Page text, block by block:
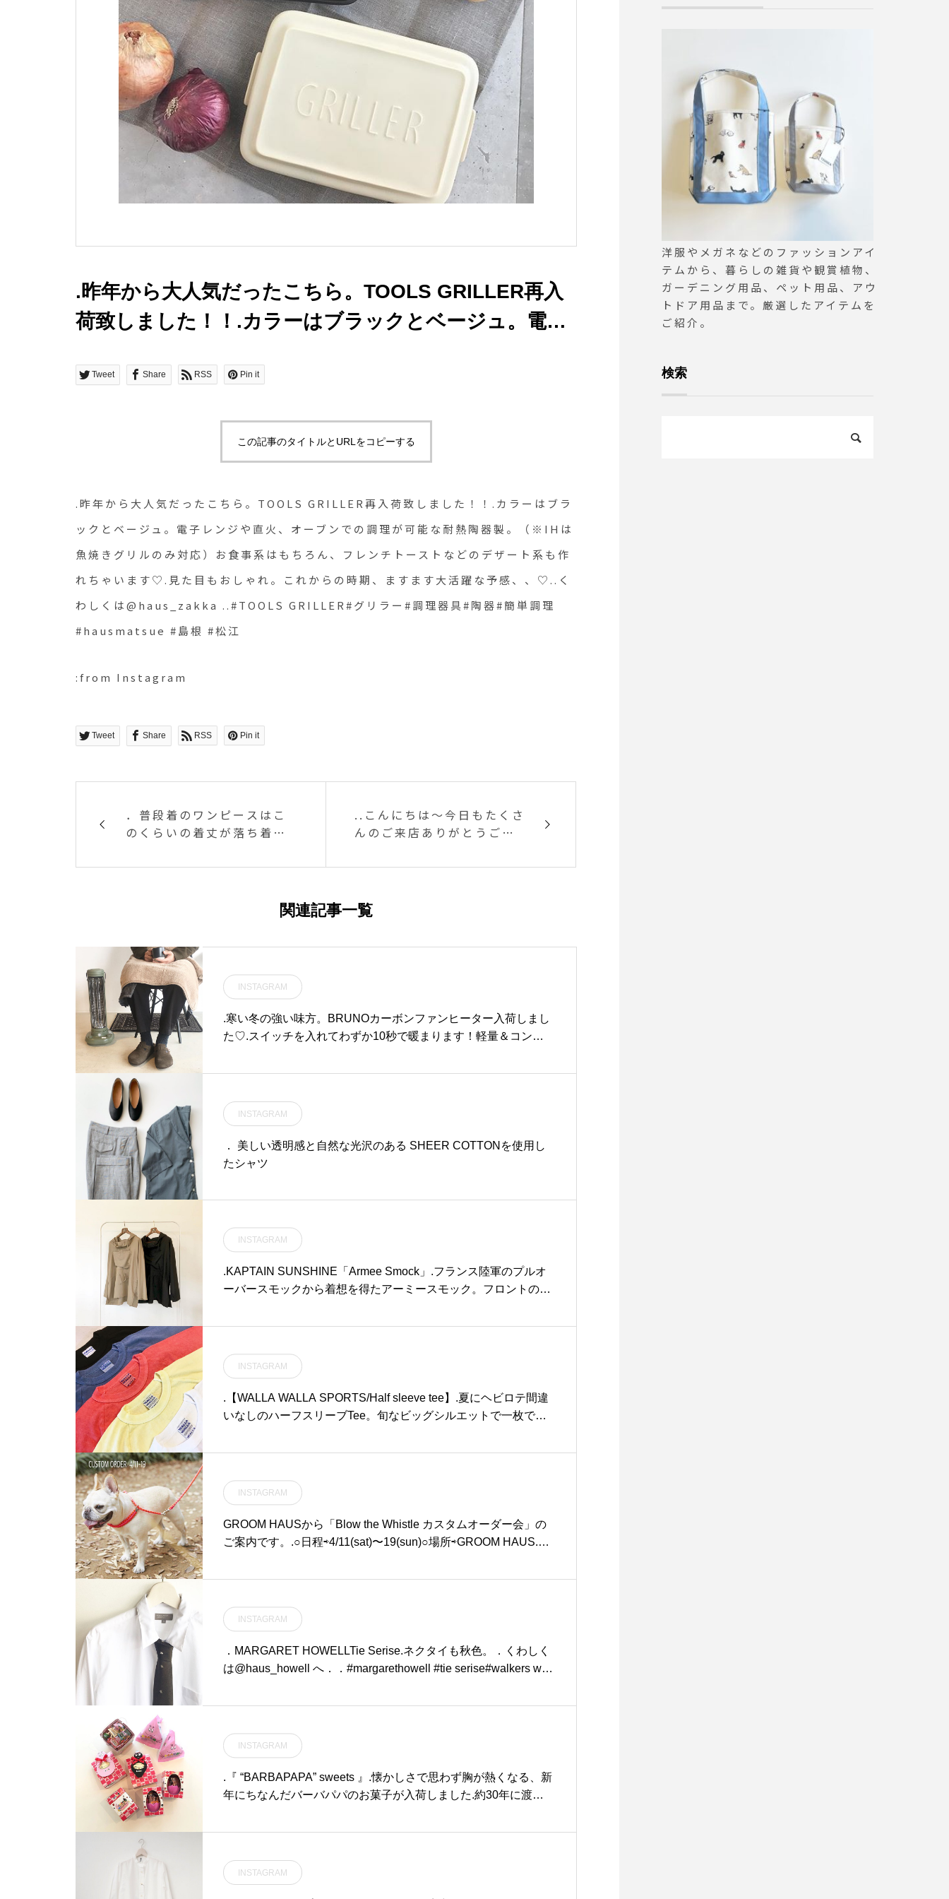
.昨年から大人気だったこちら。TOOLS GRILLER再入
荷致しました！！.カラーはブラックとベージュ。電子
製。（※IHは魚焼きグリルのみ対応）お食事系はもち
います♡.見た目もおしゃれ。これからの時期、ますま
す大活躍な予感、、♡..くわしくは@haus_zakka
..#TOOLS GRILLER#グリラー#調理器具#陶器#簡単調
理#hausmatsue #島根 #松江
Tweet Share RSS Pin it
この記事のタイトルとURLをコピーする
.昨年から大人気だったこちら。TOOLS GRILLER再入荷致しました！！.カラーはブラ
ックとベージュ。電子レンジや直火、オーブンでの調理が可能な耐熱陶器製。（※IHは
魚焼きグリルのみ対応）お食事系はもちろん、フレンチトーストなどのデザート系も作
れちゃいます♡.見た目もおしゃれ。これからの時期、ますます大活躍な予感、、♡..く
わしくは@haus_zakka ..#TOOLS GRILLER#グリラー#調理器具#陶器#簡単調理
#hausmatsue #島根 #松江
:from Instagram
Tweet Share RSS Pin it
．普段着のワンピースはこ
のくらいの着丈が落ち着く
あわせてこちらもどうぞ︎@h
ethowell #マーガレット
ハウエル#fine cotton ch
piece#shirt#scarf#silk
#シャンブレー#ワンピース
#シャツ#hausmatsue #島
根#松江
..こんにちは〜今日もたくさ
んのご来店ありがとうござ
ーストが大人気で売り切れ
また復活しますのでよろし
くお願いします♡.今日と明
訳ありません。金曜日の15
日からは通常通りの営業時
間になりますので、よろし
@haus_cafe_foods .. .m
cafe14:00〜18:00dinner
festagram #instafood #
cafe #カフェ#hausmatsu
フェ #島根カフェ#松江 #島
関連記事一覧
INSTAGRAM
.寒い冬の強い味方。BRUNOカーボンファンヒーター入荷しまし
た︎♡.スイッチを入れてわずか10秒で暖まります！軽量＆コンパ
場所にもしっくり馴染んでくれます。.#BRUNO #ブルーノ#BRU
冬 #人感センサー#グレージュ #カーキ #ブラック#家電 #家具 #イ
ンテリア#hausmatsue #島根 #松江
INSTAGRAM
． 美しい透明感と自然な光沢のある SHEER COTTONを使用し
たシャツ
INSTAGRAM
.KAPTAIN SUNSHINE「Armee Smock」.フランス陸軍のプルオ
ーバースモックから着想を得たアーミースモック。フロントの大
リット、ゆったりとしたサイズ感とウエストスピンドルなど随所
ンには撥水加工が施され、レーヨン糸が本来持つ光沢でとても奥
行きのある雰囲気の仕立てになっています。.COLOR : BLACK/B
EIGESIZE : 38.#kaptainsunshine#frenchmilitary#militarysmock#h
aus #haus_matsue #hausmatsue #松江カフェ #島根カフェ #松江
INSTAGRAM
.【WALLA WALLA SPORTS/Half sleeve tee】.夏にヘビロテ間違
いなしのハーフスリーブTee。旬なビッグシルエットで一枚でも
されているためUSEDライクな風合いです。一枚で様になる無地
シャツ#カットソー#haus#haus_matsue#hausmatsue #松江カフ
ェ #島根カフェ#松江 #島根 #山陰
INSTAGRAM
GROOM HAUSから「Blow the Whistle カスタムオーダー会」の
ご案内です。.○日程⇨4/11(sat)〜19(sun)○場所⇨GROOM HAUS.犬
られたプロダクトを取り扱うBlow the Whistle(ブローザホイッス
オリジナルの首輪やリード、トーイをお作りいただけるオーダー
会を上記の期間に実施いたします。.豊富なカラー展開とサイズ展
開。あなたのワンちゃんに合ったものを細かく拘ってお作りいた
だけます。.ペットと人の暮らしを豊かにする「道具」としての機
のオーダー会、皆さまのご来店を心よりお待ちしております。.#
オーダー会#blowthewhistle #パラコード#首輪 #リード #トーイ#
haus #haus_matsue #hausmatsue #松江カフェ #島根カフェ #松
江旅行#島根旅行#松江 #島根 #山陰
INSTAGRAM
．MARGARET HOWELLTie Serise.ネクタイも秋色。．くわしく
は@haus_howell へ．．#margarethowell #tie serise#walkers wo
INSTAGRAM
.『 “BARBAPAPA” sweets 』.懐かしさで思わず胸が熱くなる、新
年にちなんだバーバパパのお菓子が入荷しました.約30年に渡
年のイメージにぴったりです◎.大人から子どもまで家族団らんで
ださい。.#barbapapa#バーバパパ#ニューイヤーお菓子#エイム#
haus #haus_matsue #hausmatsue #松江カフェ #島根カフェ #松
INSTAGRAM
RGARET HOWELL #HEAV
Y MOLESKIN #skirt#モール
スキン#hausmatsue #島根#
仕上げました。@kuriya_de
gozaimasu ※出店者は予告
なく変更になる場合がござい
ます。※駐車場が会場となる
ため当日は公共交通機関のご
利用をお願いいたします。#
hausmatsue#HAUSの朝の
市#HAUSの朝市#朝市#MAR
KET
洋服やメガネなどのファッションアイ
テムから、暮らしの雑貨や観賞植物、
ガーデニング用品、ペット用品、アウ
トドア用品まで。厳選したアイテムを
ご紹介。
検索